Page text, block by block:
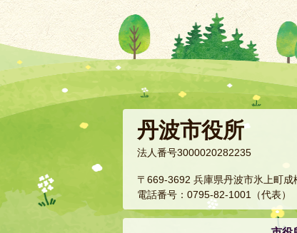
丹波市役所
法人番号3000020282235
〒669-3692 兵庫県丹波市氷上町成
電話番号：0795-82-1001（代表）